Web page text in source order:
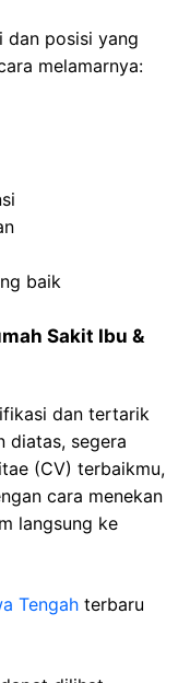
dan posisi yang
melamarnya:
baik
Sakit Ibu &
dan tertarik
diatas, segera
(CV) terbaikmu,
cara menekan
langsung ke
Tengah terbaru